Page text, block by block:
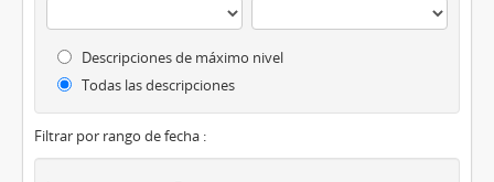
Descripciones de máximo nivel
Todas las descripciones
Filtrar por rango de fecha :